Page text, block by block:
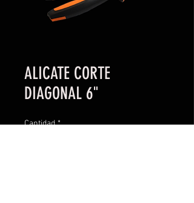
ALICATE CORTE
DIAGONAL 6"
Cantidad *